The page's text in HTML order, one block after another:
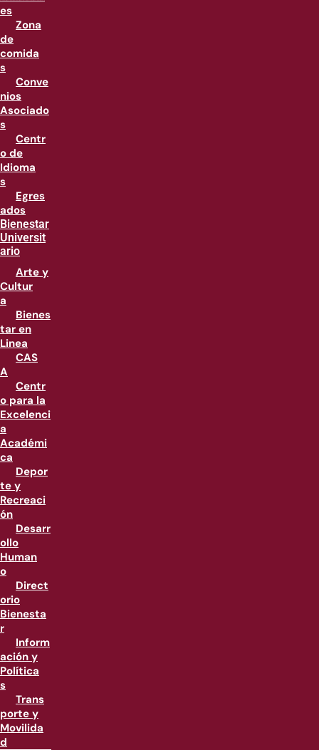
es
Zona
de
comida
s
Conve
nios
Asociado
s
Centr
o de
Idioma
s
Egres
ados
Bienestar
Universit
ario
Arte y
Cultur
a
Bienes
tar en
Linea
CAS
A
Centr
o para la
Excelenci
a
Académi
ca
Depor
te y
Recreaci
ón
Desarr
ollo
Human
o
Direct
orio
Bienesta
r
Inform
ación y
Política
s
Trans
porte y
Movilida
d